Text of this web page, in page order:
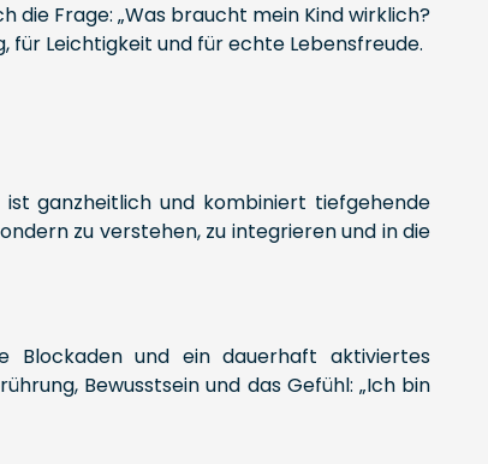
die Frage: „Was braucht mein Kind wirklich?
für Leichtigkeit und für echte Lebensfreude.
ganzheitlich und kombiniert tiefgehende
zu verstehen, zu integrieren und in die
Blockaden und ein dauerhaft aktiviertes
Bewusstsein und das Gefühl: „Ich bin